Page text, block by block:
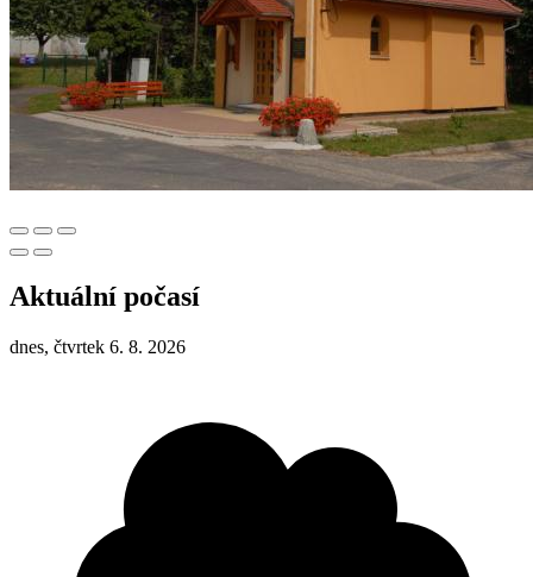
Aktuální počasí
dnes, čtvrtek 6. 8. 2026